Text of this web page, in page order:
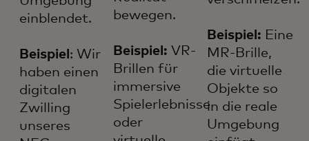
einblendet.
Beispiel : Wir
haben einen
digitalen
Zwilling
unseres
bewegen.
Beispiel: VR-
Brillen für
immersive
Spielerlebnisse
oder
Beispiel: Eine
MR-Brille,
die virtuelle
Objekte so
in die reale
Umgebung